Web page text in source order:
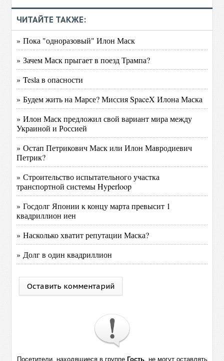
ЧИТАЙТЕ ТАКЖЕ:
» Пока "одноразовый" Илон Маск
» Зачем Маск прыгает в поезд Трампа?
» Tesla в опасности
» Будем жить на Марсе? Миссия SpaceX Илона Маска
» Илон Маск предложил свой вариант мира между
Украиной и Россией
» Остап Петрикович Маск или Илон Мавродиевич
Петрик?
» Строительство испытательного участка
транспортной системы Hyperloop
» Госдолг Японии к концу марта превысит 1
квадриллион иен
» Насколько хватит репутации Маска?
» Долг в один квадриллион
Оставить комментарий
Посетители, находящиеся в группе Гость, не могут оставлять